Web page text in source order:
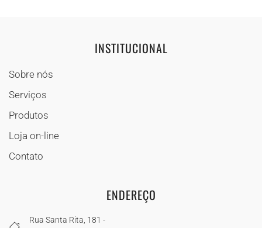
INSTITUCIONAL
Sobre nós
Serviços
Produtos
Loja on-line
Contato
ENDEREÇO
Rua Santa Rita, 181 -